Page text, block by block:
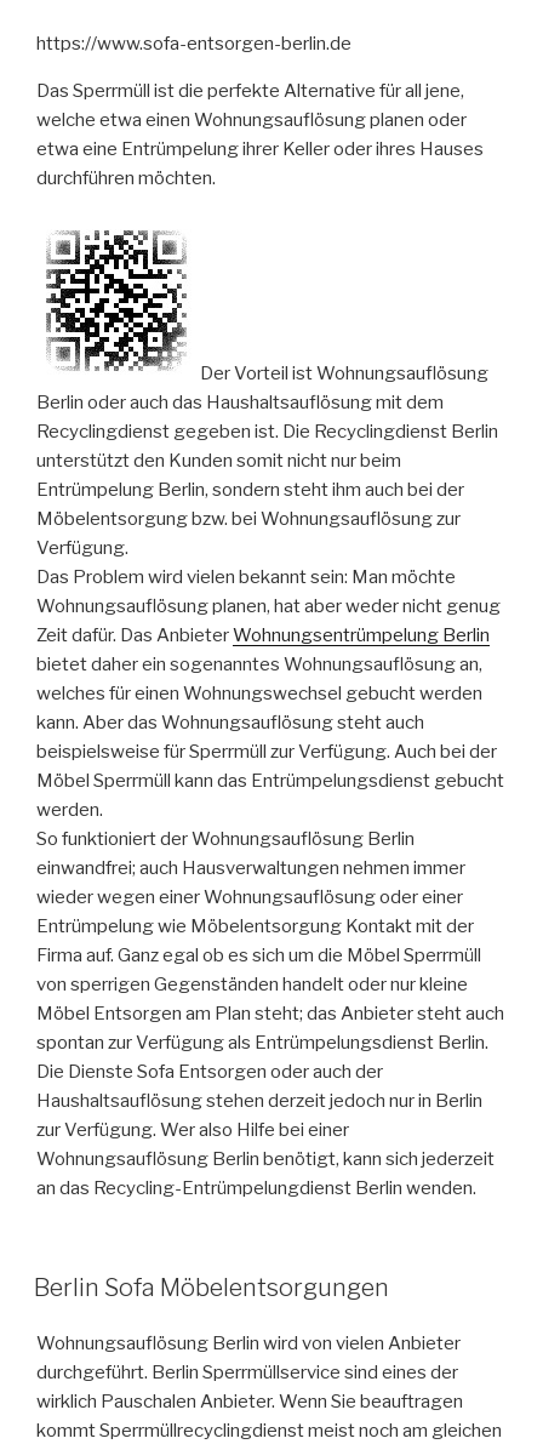
https://www.sofa-entsorgen-berlin.de
Das Sperrmüll ist die perfekte Alternative für all jene,
welche etwa einen Wohnungsauflösung planen oder
etwa eine Entrümpelung ihrer Keller oder ihres Hauses
durchführen möchten.
Der Vorteil ist Wohnungsauflösung
Berlin oder auch das Haushaltsauflösung mit dem
Recyclingdienst gegeben ist. Die Recyclingdienst Berlin
unterstützt den Kunden somit nicht nur beim
Entrümpelung Berlin, sondern steht ihm auch bei der
Möbelentsorgung bzw. bei Wohnungsauflösung zur
Verfügung.
Das Problem wird vielen bekannt sein: Man möchte
Wohnungsauflösung planen, hat aber weder nicht genug
Zeit dafür. Das AnbieterWohnungsentrümpelung Berlin
bietet daher ein sogenanntes Wohnungsauflösung an,
welches für einen Wohnungswechsel gebucht werden
kann. Aber das Wohnungsauflösung steht auch
beispielsweise für Sperrmüll zur Verfügung. Auch bei der
Möbel Sperrmüll kann das Entrümpelungsdienst gebucht
werden.
So funktioniert der Wohnungsauflösung Berlin
einwandfrei; auch Hausverwaltungen nehmen immer
wieder wegen einer Wohnungsauflösung oder einer
Entrümpelung wie Möbelentsorgung Kontakt mit der
Firma auf. Ganz egal ob es sich um die Möbel Sperrmüll
von sperrigen Gegenständen handelt oder nur kleine
Möbel Entsorgen am Plan steht; das Anbieter steht auch
spontan zur Verfügung als Entrümpelungsdienst Berlin.
Die Dienste Sofa Entsorgen oder auch der
Haushaltsauflösung stehen derzeit jedoch nur in Berlin
zur Verfügung. Wer also Hilfe bei einer
Wohnungsauflösung Berlin benötigt, kann sich jederzeit
an das Recycling-Entrümpelungdienst Berlin wenden.
VERÖFFENTLICHT
AM
Berlin Sofa Möbelentsorgungen
Wohnungsauflösung Berlin wird von vielen Anbieter
durchgeführt. Berlin Sperrmüllservice sind eines der
wirklich Pauschalen Anbieter. Wenn Sie beauftragen
kommt Sperrmüllrecyclingdienst meist noch am gleichen